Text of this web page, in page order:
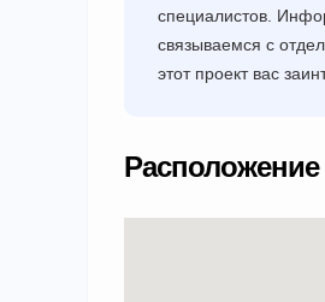
специалистов.
связываемся с
этот проект вас
Расположение